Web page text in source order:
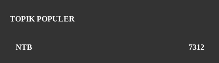
TOPIK POPULER
NTB 7312